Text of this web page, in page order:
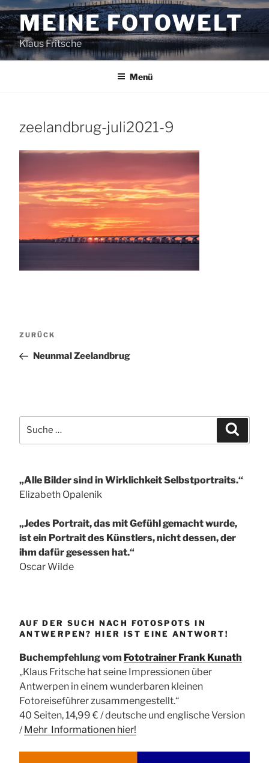
Zum
Inhalt
springenMEINE FOTOWELT
Klaus Fritsche
Menü
zeelandbrug-juli2021-9
Vorheriger
ZURÜCK
Neunmal Zeelandbrug
nach:
„Alle Bilder sind in Wirklichkeit Selbstportraits.“
Elizabeth Opalenik
„Jedes Portrait, das mit Gefühl gemacht wurde,
ist ein Portrait des Künstlers, nicht dessen, der
ihm dafür gesessen hat.“
Oscar Wilde
AUF DER SUCH NACH FOTOSPOTS IN
ANTWERPEN? HIER IST EINE ANTWORT!
Buchempfehlung vom Fototrainer Frank Kunath
„Klaus Fritsche hat seine Impressionen über
Antwerpen in einem wunderbaren kleinen
Fotoreiseführer zusammengestellt.“
40 Seiten, 14,99 € / deutsche und englische Version
/ Mehr Informationen hier!